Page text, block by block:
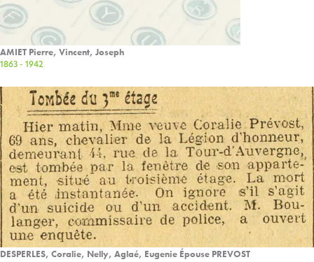
AMIET Pierre, Vincent, Joseph
1863 - 1942
DESPERLES, Coralie, Nelly, Aglaé, Eugenie Épouse PREVOST